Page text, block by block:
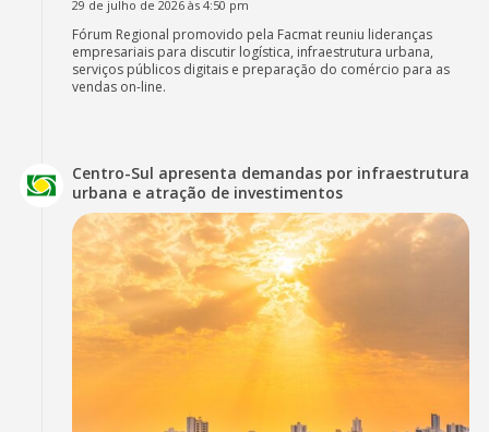
29 de julho de 2026 às 4:50 pm
Fórum Regional promovido pela Facmat reuniu lideranças
empresariais para discutir logística, infraestrutura urbana,
serviços públicos digitais e preparação do comércio para as
vendas on-line.
Centro-Sul apresenta demandas por infraestrutura
urbana e atração de investimentos